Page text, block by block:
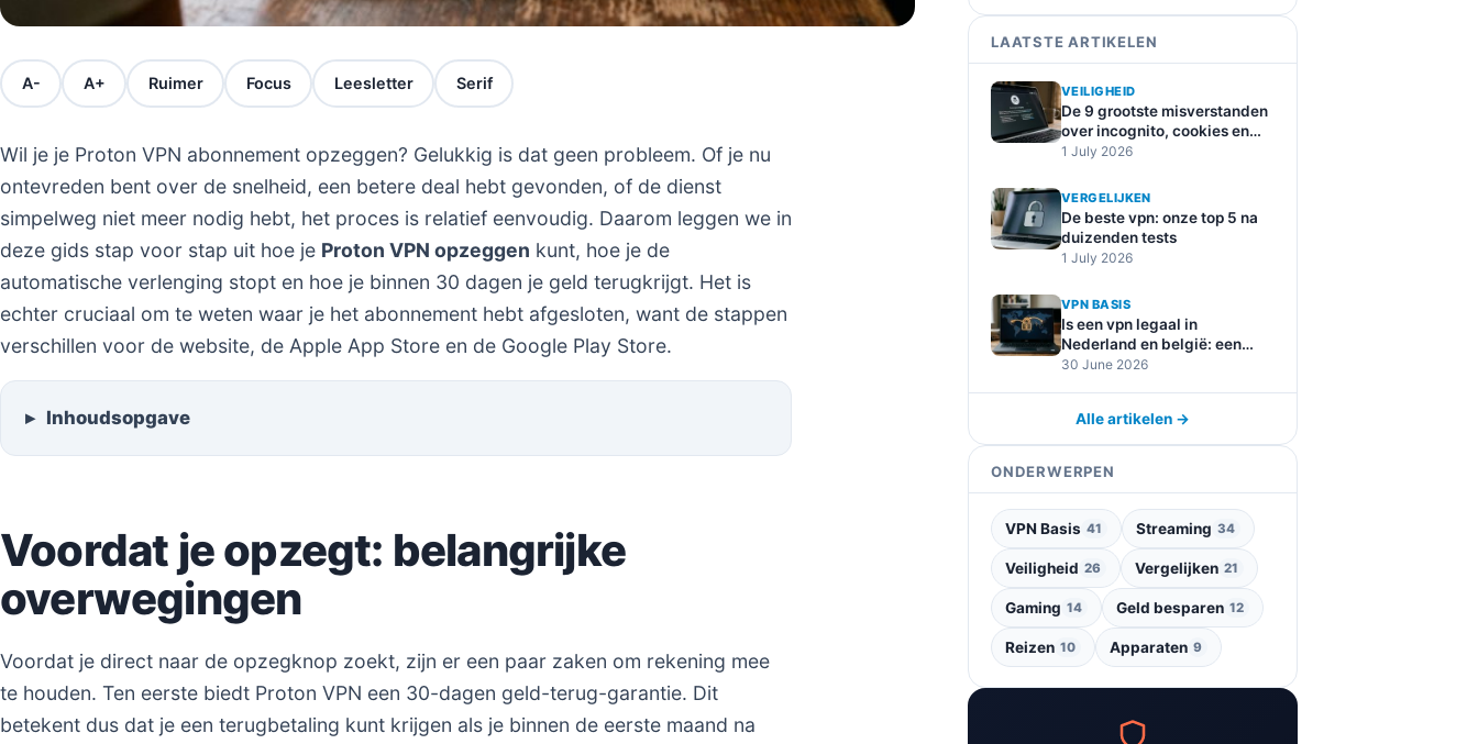
A- A+ Ruimer Focus Leesletter Serif
Wil je je Proton VPN abonnement opzeggen? Gelukkig is dat geen probleem. Of je nu
ontevreden bent over de snelheid, een betere deal hebt gevonden, of de dienst
simpelweg niet meer nodig hebt, het proces is relatief eenvoudig. Daarom leggen we in
deze gids stap voor stap uit hoe je Proton VPN opzeggen kunt, hoe je de
automatische verlenging stopt en hoe je binnen 30 dagen je geld terugkrijgt. Het is
echter cruciaal om te weten waar je het abonnement hebt afgesloten, want de stappen
verschillen voor de website, de Apple App Store en de Google Play Store.
Inhoudsopgave
Voordat je opzegt: belangrijke
overwegingen
Voordat je direct naar de opzegknop zoekt, zijn er een paar zaken om rekening mee
te houden. Ten eerste biedt Proton VPN een 30-dagen geld-terug-garantie. Dit
betekent dus dat je een terugbetaling kunt krijgen als je binnen de eerste maand na
LAATSTE ARTIKELEN
VEILIGHEID
De 9 grootste misverstanden
over incognito, cookies en
online tracking
1 July 2026
VERGELIJKEN
De beste vpn: onze top 5 na
duizenden tests
1 July 2026
VPN BASIS
Is een vpn legaal in
Nederland en belgië: een
duidelijke uitleg
30 June 2026
Alle artikelen →
ONDERWERPEN
VPN Basis 41 Streaming 34
Veiligheid 26 Vergelijken 21
Gaming 14 Geld besparen 12
Reizen 10 Apparaten 9